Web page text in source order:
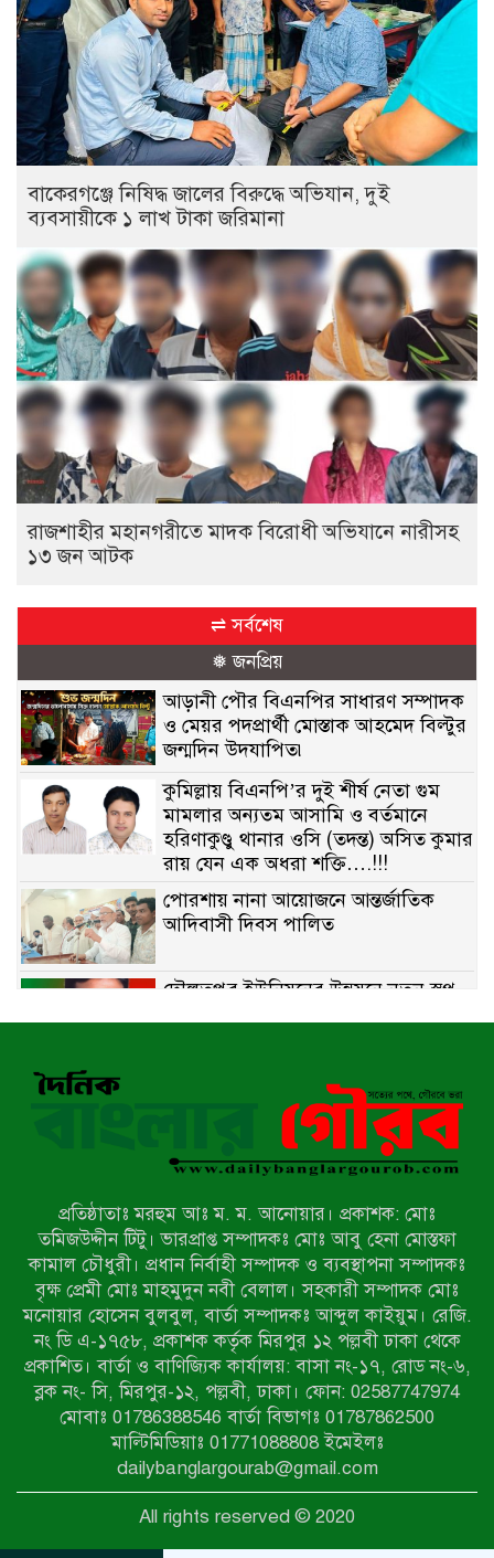
বাকেরগঞ্জে নিষিদ্ধ জালের বিরুদ্ধে অভিযান, দুই
ব্যবসায়ীকে ১ লাখ টাকা জরিমানা
রাজশাহীর মহানগরীতে মাদক বিরোধী অভিযানে নারীসহ
১৩ জন আটক
⇌ সর্বশেষ
❅ জনপ্রিয়
আড়ানী পৌর বিএনপির সাধারণ সম্পাদক
ও মেয়র পদপ্রার্থী মোস্তাক আহমেদ বিল্টুর
জন্মদিন উদযাপিত৷
কুমিল্লায় বিএনপি’র দুই শীর্ষ নেতা গুম
মামলার অন্যতম আসামি ও বর্তমানে
হরিণাকুণ্ডু থানার ওসি (তদন্ত) অসিত কুমার
রায় যেন এক অধরা শক্তি….!!!
পোরশায় নানা আয়োজনে আন্তর্জাতিক
আদিবাসী দিবস পালিত
দৌলতপুর ইউনিয়নের উন্নয়নে নতুন স্বপ্ন
বাকেরগঞ্জে নিষিদ্ধ জালের বিরুদ্ধে
অভিযান, দুই ব্যবসায়ীকে ১ লাখ টাকা
রাজশাহীর মহানগরীতে মাদক বিরোধী
আদমদীঘিতে শুমারি স্বেচ্ছাসেবী নিয়োগে
যোগ্যতার ভিত্তিতে তালিকা প্রকাশ;
নির্বাচিতদের আ.লীগ ট্যাগে প্রচারণা
সংবাদ প্রকাশের জেরে সাংবাদিককে দেখে
নেওয়ার হুমকি দিলেন দোড়া মাদরাসার
পরিচয় দেওয়া সভাপতি
উখিয়ায় বিজিবির অভিযানে ৪০ হাজার
ইয়াবাসহ যুবক আটক
পোরশায় ৭ মাসে ১৯ জনের অপমৃত্যু,
শীর্ষে আত্মহত্যা
প্রতিষ্ঠাতাঃ মরহুম আঃ ম. ম. আনোয়ার। প্রকাশক: মোঃ
তমিজউদ্দীন টিটু। ভারপ্রাপ্ত সম্পাদকঃ মোঃ আবু হেনা মোস্তফা
কামাল চৌধুরী। প্রধান নির্বাহী সম্পাদক ও ব্যবস্থাপনা সম্পাদকঃ
বৃক্ষ প্রেমী মোঃ মাহমুদুন নবী বেলাল। সহকারী সম্পাদক মোঃ
মনোয়ার হোসেন বুলবুল, বার্তা সম্পাদকঃ আব্দুল কাইয়ুম। রেজি.
নং ডি এ-১৭৫৮, প্রকাশক কর্তৃক মিরপুর ১২ পল্লবী ঢাকা থেকে
প্রকাশিত। বার্তা ও বাণিজ্যিক কার্যালয়: বাসা নং-১৭, রোড নং-৬,
ব্লক নং- সি, মিরপুর-১২, পল্লবী, ঢাকা। ফোন: 02587747974
মোবাঃ 01786388546 বার্তা বিভাগঃ 01787862500
মাল্টিমিডিয়াঃ 01771088808 ইমেইলঃ
dailybanglargourab@gmail.com
All rights reserved © 2020